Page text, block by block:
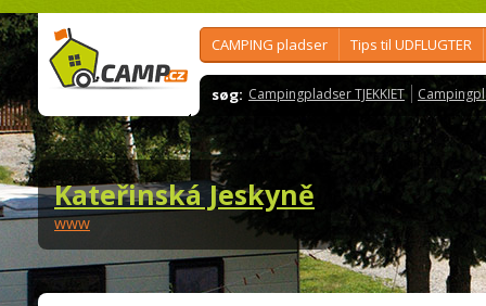
CAMPING pladser Tips til UDFLUGTER
søg: Campingpladser TJEKKIET
Kateřinská Jeskyně
www